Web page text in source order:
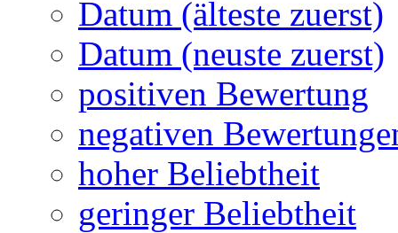
Datum (älteste zuerst)
Datum (neuste zuerst)
positiven Bewertung
negativen
hoher Beliebtheit
geringer Beliebtheit